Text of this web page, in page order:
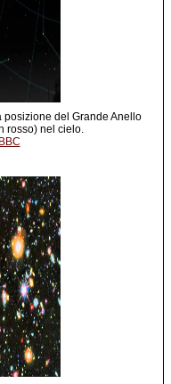
posizione del Grande Anello
rosso) nel cielo.